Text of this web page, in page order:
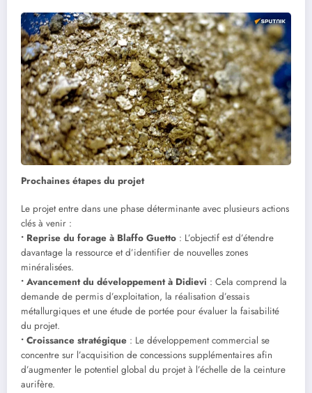
Prochaines étapes du projet
Le projet entre dans une phase déterminante avec plusieurs actions
clés à venir :
• Reprise du forage à Blaffo Guetto : L’objectif est d’étendre
davantage la ressource et d’identifier de nouvelles zones
minéralisées.
• Avancement du développement à Didievi : Cela comprend la
demande de permis d’exploitation, la réalisation d’essais
métallurgiques et une étude de portée pour évaluer la faisabilité
du projet.
• Croissance stratégique : Le développement commercial se
concentre sur l’acquisition de concessions supplémentaires afin
d’augmenter le potentiel global du projet à l’échelle de la ceinture
aurifère.